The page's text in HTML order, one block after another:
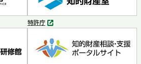
開
く
特許庁
別
ブ
で
開